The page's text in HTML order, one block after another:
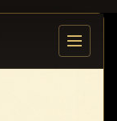
目次を開